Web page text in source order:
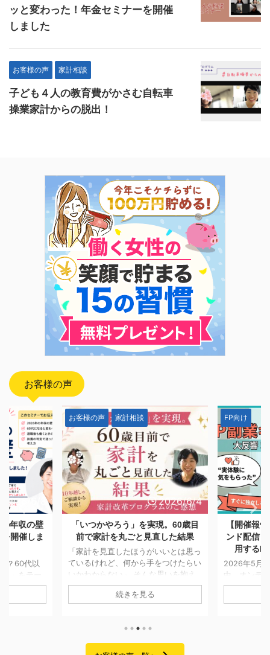
ッと変わった！年金セミナーを開催
しました
お客様の声 家計相談
子ども４人の教育費がかさむ自転車
操業家計からの脱出！
お客様の声
2026/6/8
年収の壁
開催しま
？60代以
」をテー
た。 「年
お客様の声 家計相談
2026/6/4
「いつかやろう」を実現。60歳目
前で家計を丸ごと見直した結果
「家計を見直したほうがいいとは思っ
ているけれど、何から手をつけたらい
いかわからない」 そんな思いを抱え
ながら、なかなか行動に移せない方は
少なくありません。 今回ご紹介する
も家計について気になることはあった
ものの、ご家庭の状況もあり、本格的
続きを見る
FP向け
【開催報
ンド配信
用する
2026年5月7
中、オンデ
おりました